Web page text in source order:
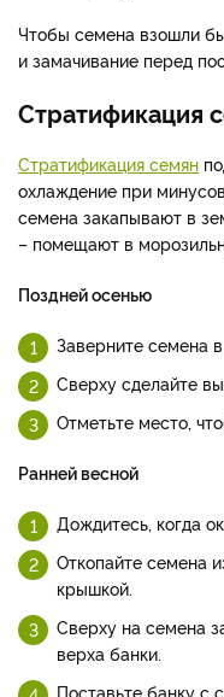
Чтобы семена взошли
и замачивание перед
Стратификация
Стратификация семян
охлаждение при
семена закапывают в
– помещают в
Поздней осенью
Заверните семена
Сверху сделайте
Отметьте место,
Ранней весной
Дождитесь, когда
Откопайте семена
крышкой.
Сверху на семена
верха банки.
Поставьте банку с